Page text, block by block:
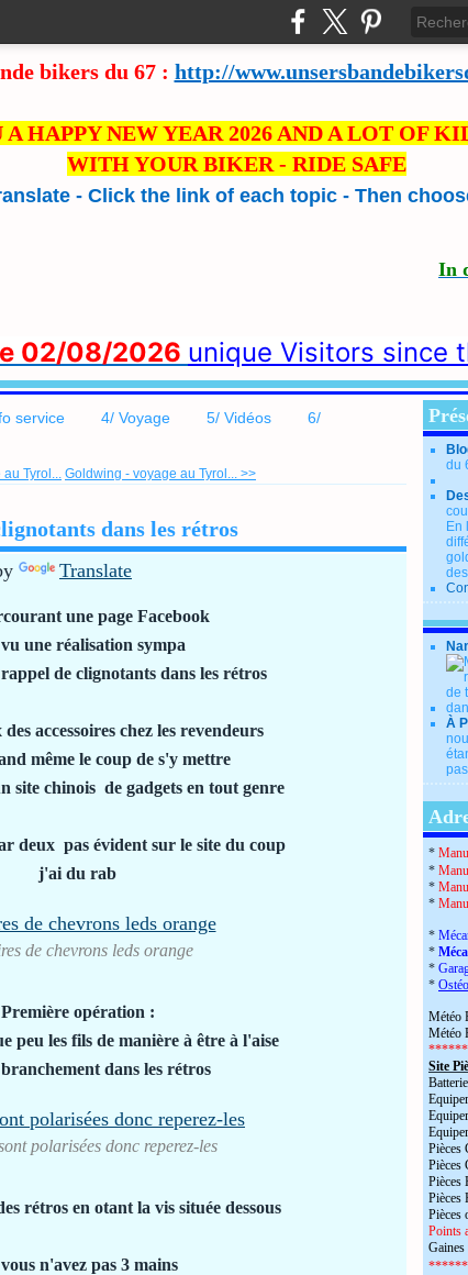
bikers du 67 : http://
HAPPY NEW YEAR 2026 AND A LOT OF
WITH YOUR BIKER - RIDE SAFE
- Click the link of each topic - Then
In
02/08/2026 unique Visitors since
service 4/ Voyage 5/ Vidéos
6/
Tyrol... Goldwing - voyage au Tyrol... >>
dans les rétros
Translate
une page Facebook
une réalisation sympa
de clignotants dans les rétros
accessoires chez les revendeurs
même le coup de s'y mettre
site chinois de gadgets en tout genre
deux pas évident sur le site du coup
j'ai du rab
de chevrons leds orange
Première opération :
peu les fils de manière à être à l'aise
dans les rétros
polarisées donc reperez-les
rétros en otant la vis située dessous
n'avez pas 3 mains
du
En
À
*
*
*
*
*
*
*
*
Météo
Météo
Site
Pièces
Pièces
Pièces
Pièces
Pièces
Points
Gaines